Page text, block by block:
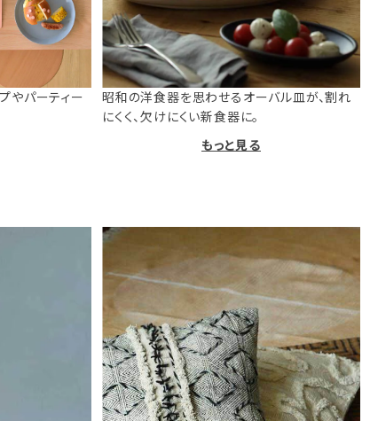
やパーティー
昭和の洋食器を思わせるオーバル皿が、割れ
にくく、欠けにくい新食器に。
もっと見る